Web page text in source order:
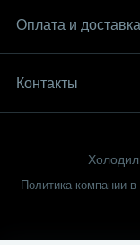
Оплата и доставка
Контакты
Политика компании